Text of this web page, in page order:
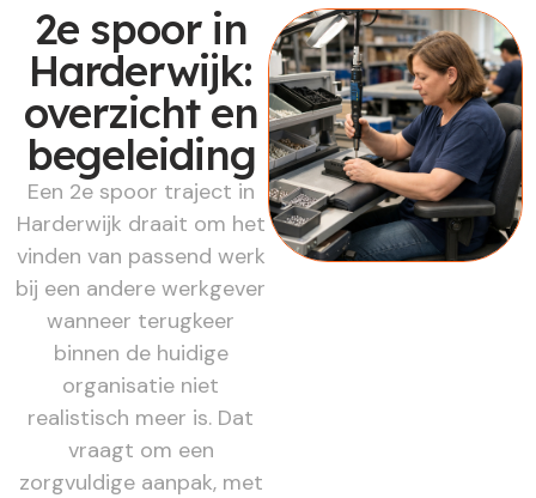
2e spoor in
Harderwijk:
overzicht en
begeleiding
Een 2e spoor traject in
Harderwijk draait om het
vinden van passend werk
bij een andere werkgever
wanneer terugkeer
binnen de huidige
organisatie niet
realistisch meer is. Dat
vraagt om een
zorgvuldige aanpak, met